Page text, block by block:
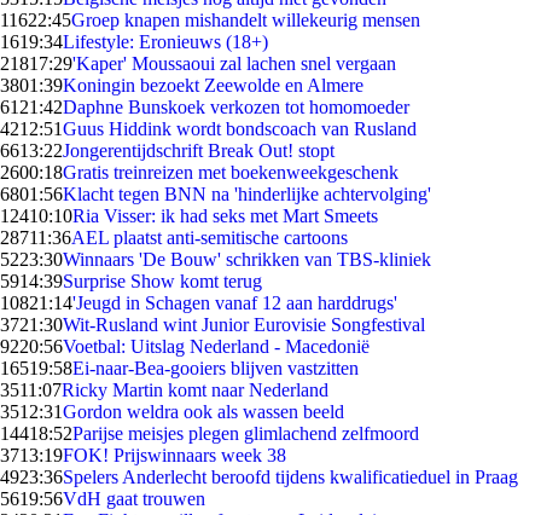
11622:45Groep knapen mishandelt willekeurig mensen
1619:34Lifestyle: Eronieuws (18+)
21817:29'Kaper' Moussaoui zal lachen snel vergaan
3801:39Koningin bezoekt Zeewolde en Almere
61 21:42Daphne Bunskoek verkozen tot homomoeder
4212:51Guus Hiddink wordt bondscoach van Rusland
6613:22Jongerentijdschrift Break Out! stopt
2600:18Gratis treinreizen met boekenweekgeschenk
6801:56Klacht tegen BNN na 'hinderlijke achtervolging'
12410:10Ria Visser: ik had seks met Mart Smeets
28711:36AEL plaatst anti-semitische cartoons
5223:30Winnaars 'De Bouw' schrikken van TBS-kliniek
5914:39Surprise Show komt terug
10821:14'Jeugd in Schagen vanaf 12 aan harddrugs'
3721:30Wit-Rusland wint Junior Eurovisie Songfestival
9220:56Voetbal: Uitslag Nederland - Macedonië
16519:58Ei-naar-Bea-gooiers blijven vastzitten
3511:07Ricky Martin komt naar Nederland
3512:31Gordon weldra ook als wassen beeld
14418:52Parijse meisjes plegen glimlachend zelfmoord
3713:19FOK! Prijswinnaars week 38
4923:36Spelers Anderlecht beroofd tijdens kwalificatieduel in Praag
5619:56VdH gaat trouwen